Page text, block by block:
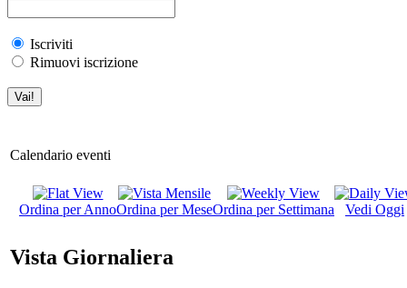
Iscriviti
Rimuovi iscrizione
Calendario eventi
Ordina per AnnoOrdina per MeseOrdina per Settimana Vedi Oggi
Vista Giornaliera